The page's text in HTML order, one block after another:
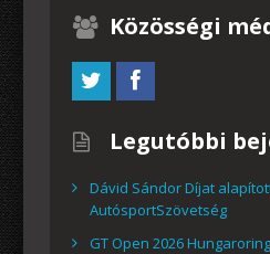
Közösségi
Legutóbbi
Dávid Sándor Díjat
AutósportSzövetség
GT Open 2026